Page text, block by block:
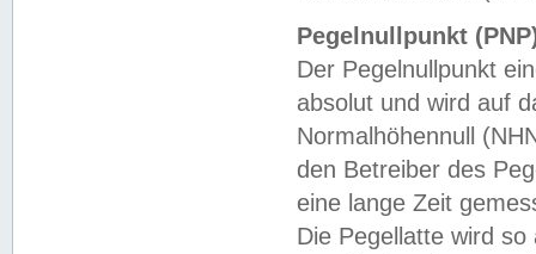
Pegelnullpunkt
Der Pegelnullpunkt
absolut und wird auf
Normalhöhennull
den Betreiber des
eine lange Zeit
Die Pegellatte wird